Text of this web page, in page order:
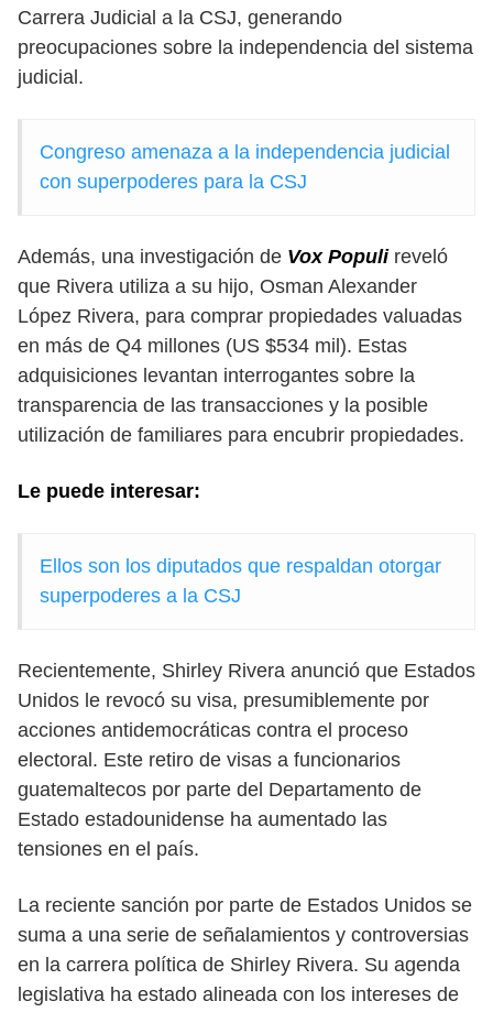
Carrera Judicial a la CSJ, generando
preocupaciones sobre la independencia del sistema
judicial.
Congreso amenaza a la independencia judicial
con superpoderes para la CSJ
Además, una investigación de Vox Populi reveló
que Rivera utiliza a su hijo, Osman Alexander
López Rivera, para comprar propiedades valuadas
en más de Q4 millones (US $534 mil). Estas
adquisiciones levantan interrogantes sobre la
transparencia de las transacciones y la posible
utilización de familiares para encubrir propiedades.
Le puede interesar:
Ellos son los diputados que respaldan otorgar
superpoderes a la CSJ
Recientemente, Shirley Rivera anunció que Estados
Unidos le revocó su visa, presumiblemente por
acciones antidemocráticas contra el proceso
electoral. Este retiro de visas a funcionarios
guatemaltecos por parte del Departamento de
Estado estadounidense ha aumentado las
tensiones en el país.
La reciente sanción por parte de Estados Unidos se
suma a una serie de señalamientos y controversias
en la carrera política de Shirley Rivera. Su agenda
legislativa ha estado alineada con los intereses de